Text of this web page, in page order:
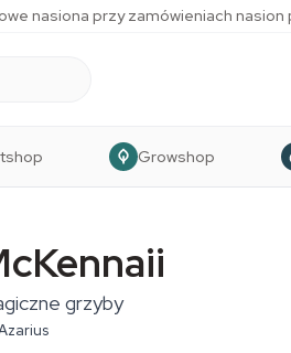
nasiona przy zamówieniach nasion
Growshop
grzyby